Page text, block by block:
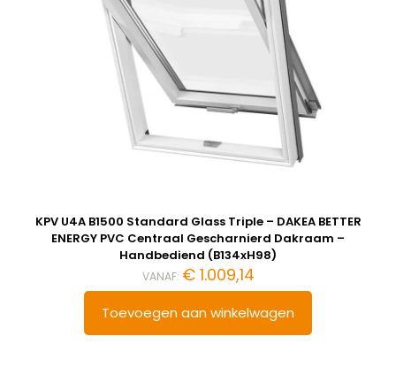
KPV U4A B1500 Standard Glass Triple – DAKEA BETTER
ENERGY PVC Centraal Gescharnierd Dakraam –
Handbediend (B134xH98)
VANAF: €1.009,14
Toevoegen aan winkelwagen